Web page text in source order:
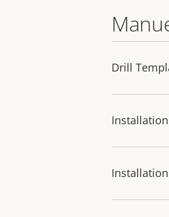
Drill
Installation
Installation